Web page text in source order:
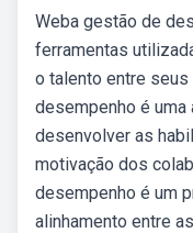
Weba gestão de
ferramentas
o talento entre
desempenho é uma
desenvolver as
motivação dos
desempenho é um
alinhamento entre